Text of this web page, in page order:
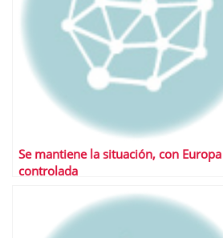
Se mantiene la situación, con Europa
controlada